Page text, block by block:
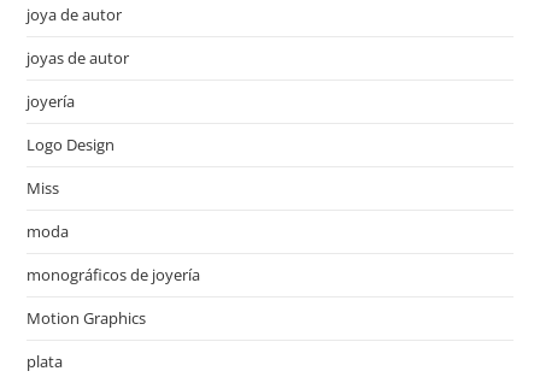
joya de autor
joyas de autor
joyería
Logo Design
Miss
moda
monográficos de joyería
Motion Graphics
plata